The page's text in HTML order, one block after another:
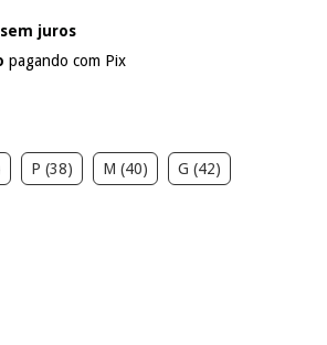
sem juros
pagando com Pix
P (38) M (40) G (42)